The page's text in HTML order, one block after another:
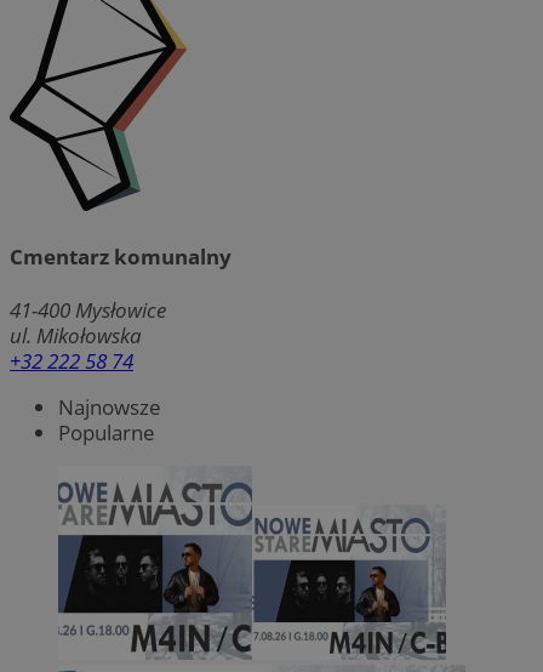
Cmentarz komunalny
41-400 Mysłowice
ul. Mikołowska
+32 222 58 74
Najnowsze
Popularne